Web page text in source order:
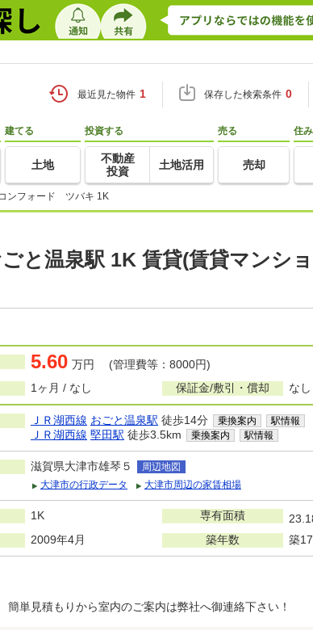
最近見た物件 1 保存した検索条件 0
建てる
土地
投資する
不動産
投資
土地活用
売る
売却
住
ンフォード ツバキ 1K
と温泉駅 1K 賃貸(賃貸マンシ
5.60 万円 (管理費等：8000円)
1ヶ月 / なし 保証金/敷引・償却 な
ＪＲ湖西線 おごと温泉駅 徒歩14分 乗換案内 駅情報
ＪＲ湖西線 堅田駅 徒歩3.5km 乗換案内 駅情報
滋賀県大津市雄琴５
周辺地図
大津市の行政データ
大津市周辺の家賃相場
1K 専有面積
2009年4月 築年数 築
単見積もりから室内のご案内は弊社へ御連絡下さい！